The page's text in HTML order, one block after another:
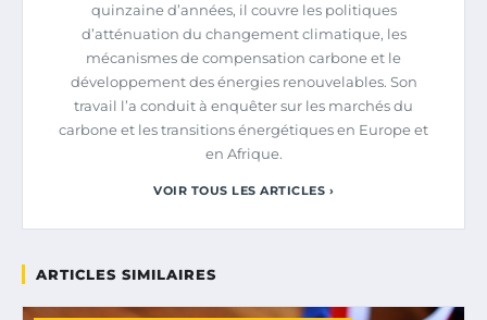
quinzaine d’années, il couvre les politiques
d’atténuation du changement climatique, les
mécanismes de compensation carbone et le
développement des énergies renouvelables. Son
travail l’a conduit à enquêter sur les marchés du
carbone et les transitions énergétiques en Europe et
en Afrique.
VOIR TOUS LES ARTICLES ›
ARTICLES SIMILAIRES